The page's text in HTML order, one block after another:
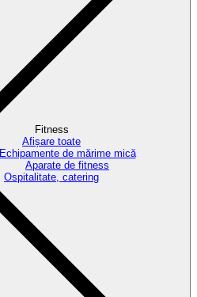
Fitness
Afișare toate
Echipamente de mărime mică
Aparate de fitness
Ospitalitate, catering